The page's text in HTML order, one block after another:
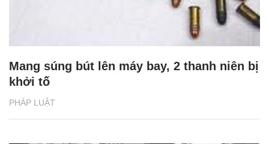
PHÁP LUẬT
Mang súng bút lên máy bay, 2 thanh niên bị
khởi tố